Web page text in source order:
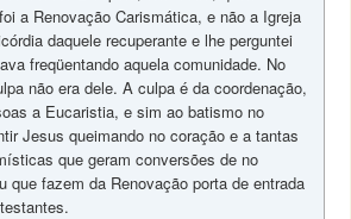
a Renovação Carismática, e não a Igreja
daquele recuperante e lhe perguntei
freqüentando aquela comunidade. No
não era dele. A culpa é da coordenação,
a Eucaristia, e sim ao batismo no
Jesus queimando no coração e a tantas
que geram conversões de no
que fazem da Renovação porta de entrada